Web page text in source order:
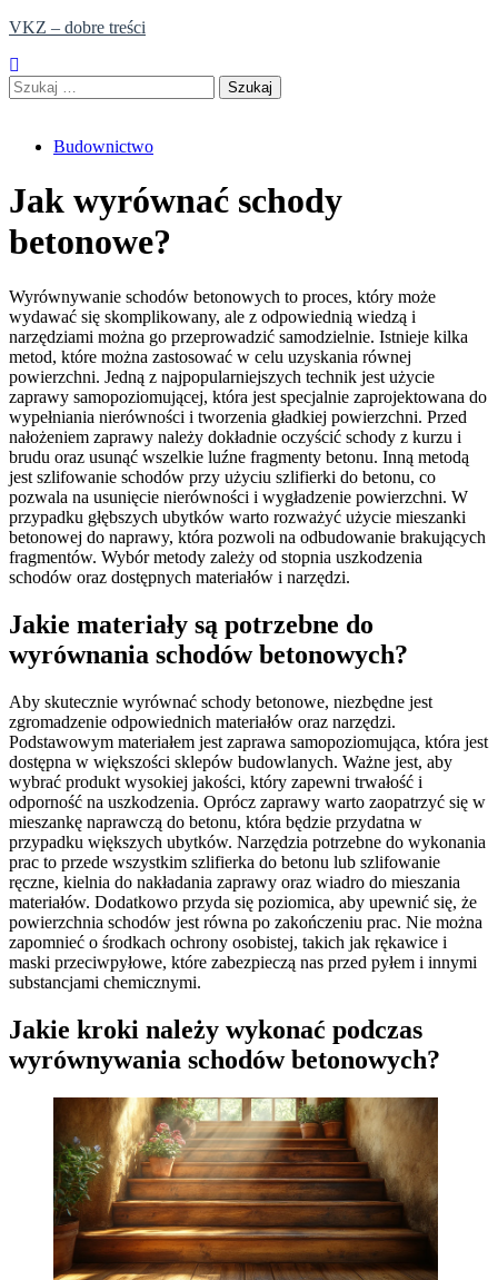
Skip
content
VKZ – dobre treści
Szukaj:
Budownictwo
Jak wyrównać schody
betonowe?
Wyrównywanie schodów betonowych to proces, który może
wydawać się skomplikowany, ale z odpowiednią wiedzą i
narzędziami można go przeprowadzić samodzielnie. Istnieje kilka
metod, które można zastosować w celu uzyskania równej
powierzchni. Jedną z najpopularniejszych technik jest użycie
zaprawy samopoziomującej, która jest specjalnie zaprojektowana do
wypełniania nierówności i tworzenia gładkiej powierzchni. Przed
nałożeniem zaprawy należy dokładnie oczyścić schody z kurzu i
brudu oraz usunąć wszelkie luźne fragmenty betonu. Inną metodą
jest szlifowanie schodów przy użyciu szlifierki do betonu, co
pozwala na usunięcie nierówności i wygładzenie powierzchni. W
przypadku głębszych ubytków warto rozważyć użycie mieszanki
betonowej do naprawy, która pozwoli na odbudowanie brakujących
fragmentów. Wybór metody zależy od stopnia uszkodzenia
schodów oraz dostępnych materiałów i narzędzi.
Jakie materiały są potrzebne do
wyrównania schodów betonowych?
Aby skutecznie wyrównać schody betonowe, niezbędne jest
zgromadzenie odpowiednich materiałów oraz narzędzi.
Podstawowym materiałem jest zaprawa samopoziomująca, która jest
dostępna w większości sklepów budowlanych. Ważne jest, aby
wybrać produkt wysokiej jakości, który zapewni trwałość i
odporność na uszkodzenia. Oprócz zaprawy warto zaopatrzyć się w
mieszankę naprawczą do betonu, która będzie przydatna w
przypadku większych ubytków. Narzędzia potrzebne do wykonania
prac to przede wszystkim szlifierka do betonu lub szlifowanie
ręczne, kielnia do nakładania zaprawy oraz wiadro do mieszania
materiałów. Dodatkowo przyda się poziomica, aby upewnić się, że
powierzchnia schodów jest równa po zakończeniu prac. Nie można
zapomnieć o środkach ochrony osobistej, takich jak rękawice i
maski przeciwpyłowe, które zabezpieczą nas przed pyłem i innymi
substancjami chemicznymi.
Jakie kroki należy wykonać podczas
wyrównywania schodów betonowych?